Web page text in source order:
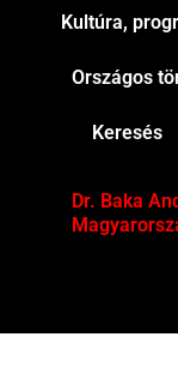
Kultúra,
Országos
Keresés
Dr. Baka